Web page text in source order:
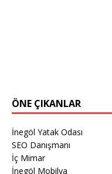
ÖNE ÇIKANLAR
İnegöl Yatak Odası
SEO Danışmanı
İç Mimar
İnegöl Mobilya